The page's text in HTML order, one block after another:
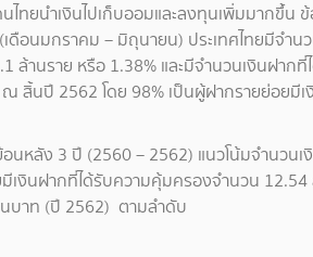
นไทยนำเงินไปเก็บออมและลงทุนเพิ่มมากขึ้
อนมกราคม – มิถุนายน) ประเทศไทยมีจำน
ล้านราย หรือ 1.38% และมีจำนวนเงินฝา
สิ้นปี 2562 โดย 98% เป็นผู้ฝากรายย่อยมีเ
หลัง 3 ปี (2560 – 2562) แนวโน้มจำนวนเ
เงินฝากที่ได้รับความคุ้มครองจำนวน
บาท (ปี 2562) ตามลำดับ